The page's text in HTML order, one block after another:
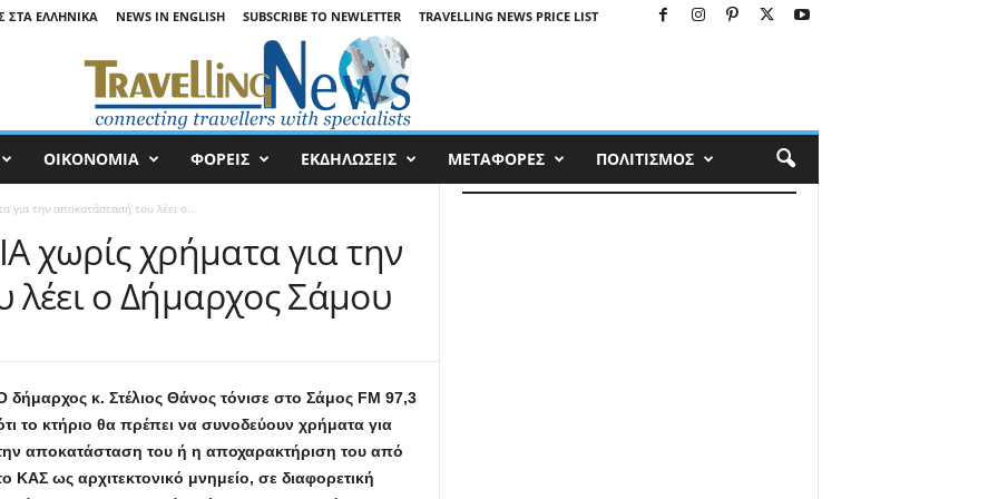
ΣΤΑ ΕΛΛΗΝΙΚΆ NEWS IN ENGLISH SUBSCRIBE TO NEWLETTER TRAVELLING NEWS PRICE LIST
ΟΙΚΟΝΟΜΙΑ ΦΟΡΕΙΣ ΕΚΔΗΛΩΣΕΙΣ ΜΕΤΑΦΟΡΕΣ ΠΟΛΙΤΙΣΜΟΣ
για την αποκατάστασή του λέει ο...
χωρίς χρήματα για την
ο Δήμαρχος Σάμου
δήμαρχος κ. Στέλιος Θάνος τόνισε στο Σάμος FM 97,3
το κτήριο θα πρέπει να συνοδεύουν χρήματα για
αποκατάσταση του ή η αποχαρακτήριση του από
ΚΑΣ ως αρχιτεκτονικό μνημείο, σε διαφορετική